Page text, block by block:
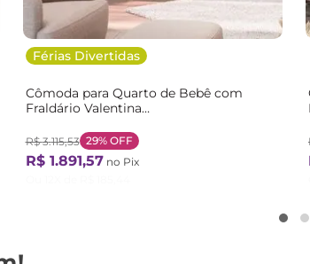
Férias Divertidas
Cômoda para Quarto de Bebê com
Fraldário Valentina
Jequitibá
R$ 3.115,53 29%OFF
R$ 1.891,57no Pix